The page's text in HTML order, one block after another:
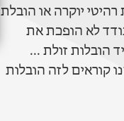
יוקרה או הובלת
לא הופכת את
הובלות זולת ...
קוראים לזה הובלות